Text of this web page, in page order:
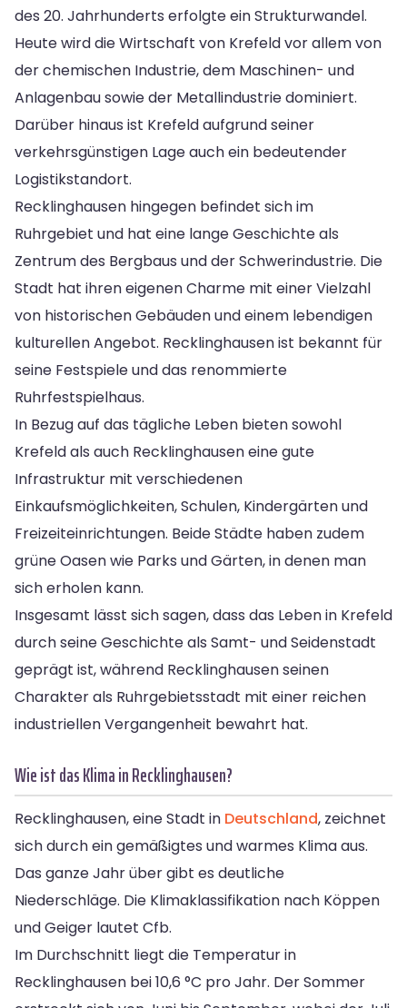
des 20. Jahrhunderts erfolgte ein Strukturwandel.
Heute wird die Wirtschaft von Krefeld vor allem von
der chemischen Industrie, dem Maschinen- und
Anlagenbau sowie der Metallindustrie dominiert.
Darüber hinaus ist Krefeld aufgrund seiner
verkehrsgünstigen Lage auch ein bedeutender
Logistikstandort.
Recklinghausen hingegen befindet sich im
Ruhrgebiet und hat eine lange Geschichte als
Zentrum des Bergbaus und der Schwerindustrie. Die
Stadt hat ihren eigenen Charme mit einer Vielzahl
von historischen Gebäuden und einem lebendigen
kulturellen Angebot. Recklinghausen ist bekannt für
seine Festspiele und das renommierte
Ruhrfestspielhaus.
In Bezug auf das tägliche Leben bieten sowohl
Krefeld als auch Recklinghausen eine gute
Infrastruktur mit verschiedenen
Einkaufsmöglichkeiten, Schulen, Kindergärten und
Freizeiteinrichtungen. Beide Städte haben zudem
grüne Oasen wie Parks und Gärten, in denen man
sich erholen kann.
Insgesamt lässt sich sagen, dass das Leben in Krefeld
durch seine Geschichte als Samt- und Seidenstadt
geprägt ist, während Recklinghausen seinen
Charakter als Ruhrgebietsstadt mit einer reichen
industriellen Vergangenheit bewahrt hat.
Wie ist das Klima in Recklinghausen?
Recklinghausen, eine Stadt in Deutschland, zeichnet
sich durch ein gemäßigtes und warmes Klima aus.
Das ganze Jahr über gibt es deutliche
Niederschläge. Die Klimaklassifikation nach Köppen
und Geiger lautet Cfb.
Im Durchschnitt liegt die Temperatur in
Recklinghausen bei 10,6 °C pro Jahr. Der Sommer